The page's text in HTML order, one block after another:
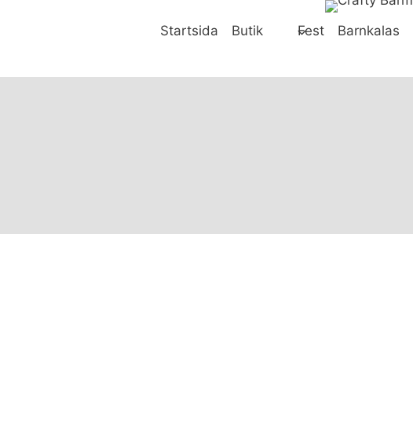
Startsida Butik Fest Barnkalas